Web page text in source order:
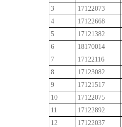
3
17122073
4
17122668
5
17121382
6
18170014
7
17122116
8
17123082
9
17121517
10
17122075
11
17122892
12
17122037